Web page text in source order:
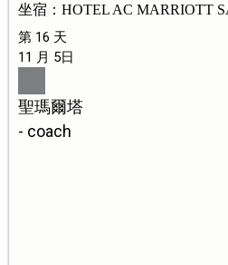
坐宿：HOTEL AC MARRIOTT
第 16 天
11 月 5日
聖瑪爾塔
- coach